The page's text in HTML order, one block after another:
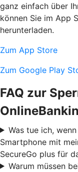
ganz einfach über
können Sie im App
herunterladen.
Zum App Store
Zum Google Play
FAQ zur
Was tue ich,
Smartphone mit
SecureGo plus für
Warum müssen